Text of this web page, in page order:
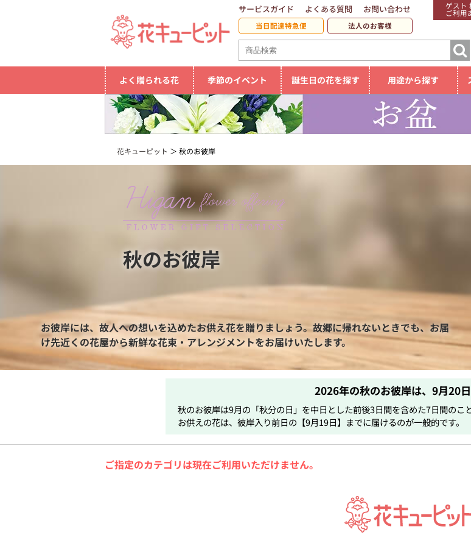
ゲスト
ご利用
サービスガイド よくある質問 お問い合わせ
当日配達特急便 法人のお客様
よく贈られる花 季節のイベント 誕生日の花を探す 用途から探す
花キューピット 秋のお彼岸
秋のお彼岸
お彼岸には、故人への想いを込めたお供え花を贈りましょう。故郷に帰れないときでも、お届
け先近くの花屋から新鮮な花束・アレンジメントをお届けいたします。
2026年の秋のお彼岸は、 9月20
秋のお彼岸は9月の「秋分の日」を中日とした前後3日間を含めた7日間のこ
お供えの花は、彼岸入り前日の【9月19日】までに届けるのが一般的です。
ご指定のカテゴリは現在ご利用いただけません。